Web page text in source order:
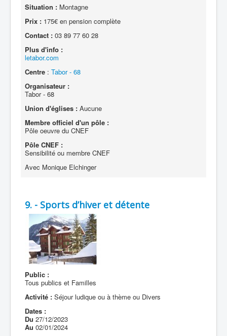
Situation : Montagne
Prix : 175€ en pension complète
Contact : 03 89 77 60 28
Plus d'info :
letabor.com
Centre : Tabor - 68
Organisateur :
Tabor - 68
Union d'églises : Aucune
Membre officiel d'un pôle :
Pôle oeuvre du CNEF
Pôle CNEF :
Sensibilité ou membre CNEF
Avec Monique Elchinger
9. - Sports d’hiver et détente
Public :
Tous publics et Familles
Activité : Séjour ludique ou à thème ou Divers
Dates :
Du 27/12/2023
Au 02/01/2024